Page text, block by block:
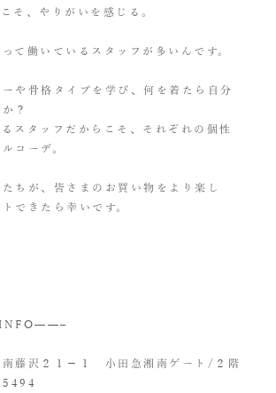
そ、やりがいを感じる。
て働いているスタッフが多いんです。
や骨格タイプを学び、何を着たら自分
？
スタッフだからこそ、それぞれの個性
コーデ。
ちが、皆さまのお買い物をより楽し
できたら幸いです。
南藤沢２１−１ 小田急湘南ゲート/２階